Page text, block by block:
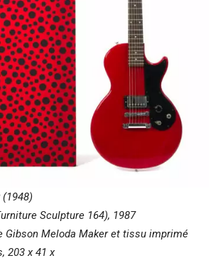
Sculpture 164), 1987
Gibson Meloda Maker et tissu imprimé
203 x 41 x